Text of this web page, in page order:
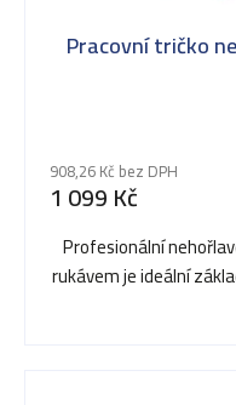
Pracovní tričko
908,26 Kč bez DPH
1 099 Kč
Profesionální
rukávem je ideální